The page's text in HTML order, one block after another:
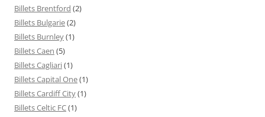
Billets Brentford (2)
Billets Bulgarie(2)
Billets Burnley(1)
Billets Caen (5)
Billets Cagliari(1)
Billets Capital One(1)
Billets Cardiff City(1)
Billets Celtic FC(1)